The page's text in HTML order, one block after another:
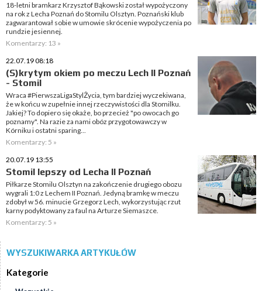
18-letni bramkarz Krzysztof Bąkowski został wypożyczony
na rok z Lecha Poznań do Stomilu Olsztyn. Poznański klub
zagwarantował sobie w umowie skrócenie wypożyczenia po
rundzie jesiennej.
Komentarzy: 13 »
22.07.19 08:18
(S)krytym okiem po meczu Lech II Poznań
- Stomil
Wraca #PierwszaLigaStylŻycia, tym bardziej wyczekiwana,
że w końcu w zupełnie innej rzeczywistości dla Stomilku.
Jakiej? To dopiero się okaże, bo przecież "po owocach go
poznamy". Na razie za nami obóz przygotowawczy w
Kórniku i ostatni sparing...
Komentarzy: 5 »
20.07.19 13:55
Stomil lepszy od Lecha II Poznań
Piłkarze Stomilu Olsztyn na zakończenie drugiego obozu
wygrali 1:0 z Lechem II Poznań. Jedyną bramkę w meczu
zdobył w 56. minucie Grzegorz Lech, wykorzystując rzut
karny podyktowany za faul na Arturze Siemaszce.
Komentarzy: 5 »
WYSZUKIWARKA ARTYKUŁÓW
Kategorie